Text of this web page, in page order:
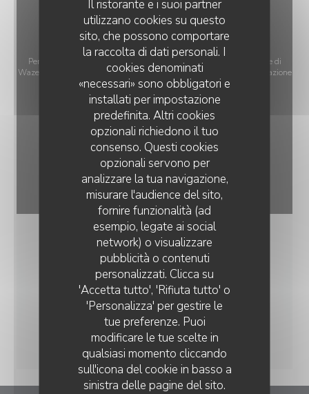
Il ristorante e i suoi partner
utilizzano cookies su questo
sito, che possono comportare
la raccolta di dati personali. I
cookies denominati
«necessari» sono obbligatori e
installati per impostazione
predefinita. Altri cookies
opzionali richiedono il tuo
consenso. Questi cookies
opzionali servono per
analizzare la tua navigazione,
misurare l'audience del sito,
fornire funzionalità (ad
esempio, legate ai social
network) o visualizzare
pubblicità o contenuti
personalizzati. Clicca su
'Accetta tutto', 'Rifiuta tutto' o
'Personalizza' per gestire le
tue preferenze. Puoi
modificare le tue scelte in
qualsiasi momento cliccando
sull'icona del cookie in basso a
sinistra delle pagine del sito.
Per visualizzare la mappa interattiva Waze, devi accettare i cookie di
Waze Map (Google). Questi cookie possono raccogliere dati di navigazione
e localizzazione.
Consenti